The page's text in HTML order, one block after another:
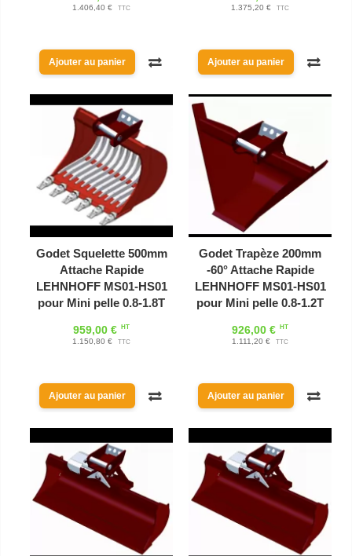
1.406,40 € TTC
Ajouter au panier
1.375,20 € TTC
Ajouter au panier
Godet Squelette 500mm
Attache Rapide
LEHNHOFF MS01-HS01
pour Mini pelle 0.8-1.8T
959,00 € HT
1.150,80 € TTC
Ajouter au panier
Godet Trapèze 200mm
-60° Attache Rapide
LEHNHOFF MS01-HS01
pour Mini pelle 0.8-1.2T
926,00 € HT
1.111,20 € TTC
Ajouter au panier